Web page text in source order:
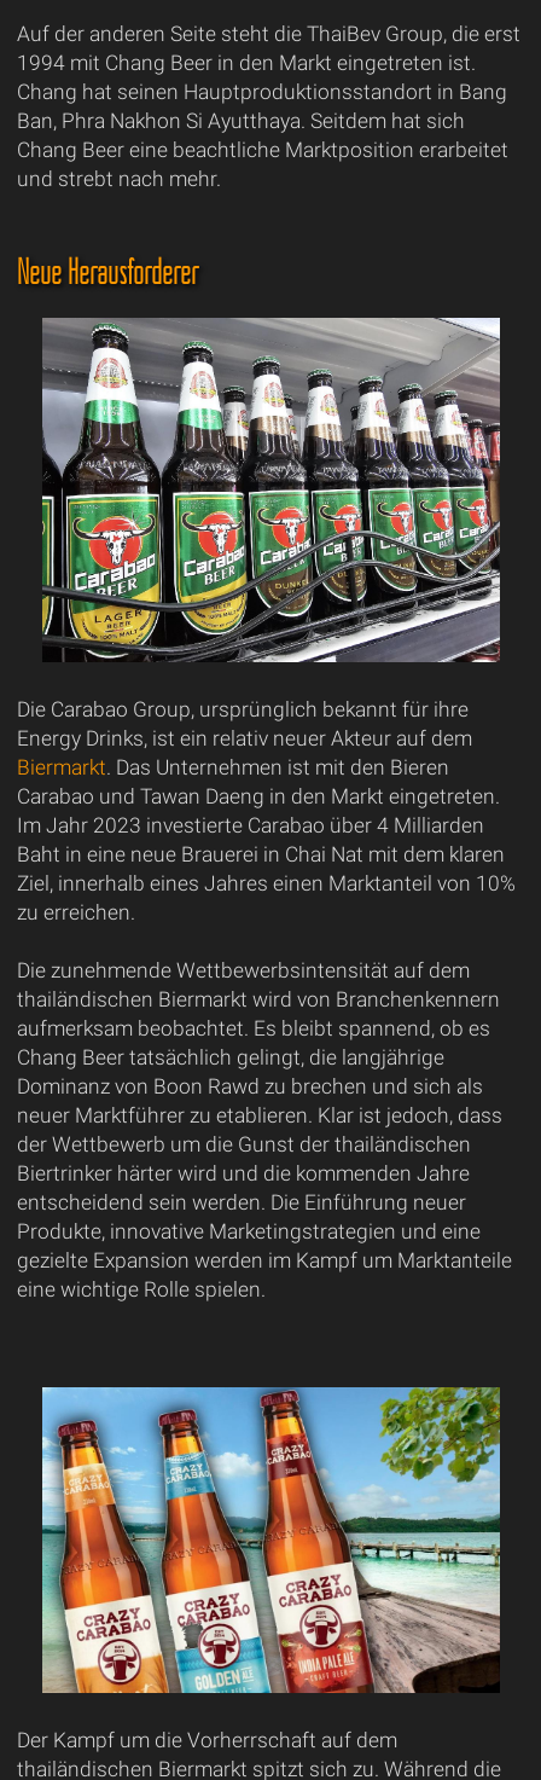
Auf der anderen Seite steht die ThaiBev Group, die erst
1994 mit Chang Beer in den Markt eingetreten ist.
Chang hat seinen Hauptproduktionsstandort in Bang
Ban, Phra Nakhon Si Ayutthaya. Seitdem hat sich
Chang Beer eine beachtliche Marktposition erarbeitet
und strebt nach mehr.
Neue Herausforderer
Die Carabao Group, ursprünglich bekannt für ihre
Energy Drinks, ist ein relativ neuer Akteur auf dem
Biermarkt. Das Unternehmen ist mit den Bieren
Carabao und Tawan Daeng in den Markt eingetreten.
Im Jahr 2023 investierte Carabao über 4 Milliarden
Baht in eine neue Brauerei in Chai Nat mit dem klaren
Ziel, innerhalb eines Jahres einen Marktanteil von 10%
zu erreichen.
Die zunehmende Wettbewerbsintensität auf dem
thailändischen Biermarkt wird von Branchenkennern
aufmerksam beobachtet. Es bleibt spannend, ob es
Chang Beer tatsächlich gelingt, die langjährige
Dominanz von Boon Rawd zu brechen und sich als
neuer Marktführer zu etablieren. Klar ist jedoch, dass
der Wettbewerb um die Gunst der thailändischen
Biertrinker härter wird und die kommenden Jahre
entscheidend sein werden. Die Einführung neuer
Produkte, innovative Marketingstrategien und eine
gezielte Expansion werden im Kampf um Marktanteile
eine wichtige Rolle spielen.
Der Kampf um die Vorherrschaft auf dem
thailändischen Biermarkt spitzt sich zu. Während die